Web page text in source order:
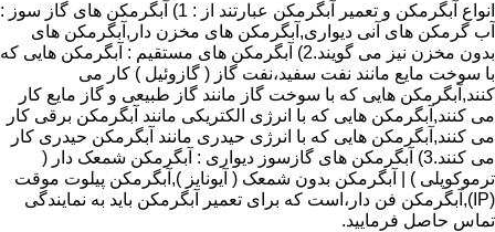
انواع آبگرمکن و تعمیر آبگرمکن عبارتند از : 1) آبگرمکن های گاز سوز :
آب گرمکن های آنی دیواری,آبگرمکن های مخزن دار,آبگرمکن های
بدون مخزن نیز می گویند.2) آبگرمکن های مستقیم : آبگرمکن هایی که
با سوخت مایع مانند نفت سفید،نفت گاز ( گازوئیل ) کار می
کنند,آبگرمکن هایی که با سوخت گاز مانند گاز طبیعی و گاز مایع کار
می کنند,آبگرمکن هایی که با انرژی الکتریکی مانند آبگرمکن برقی کار
می کنند,آبگرمکن هایی که با انرژی حیدری مانند آبگرمکن حیدری کار
می کنند.3) آبگرمکن های گازسوز دیواری : آبگرمکن شمعک دار (
ترموکوپلی ) | آبگرمکن بدون شمعک ( آیونایز ),آبگرمکن پیلوت موقت
(IP),آبگرمکن فن دار،است که برای تعمیر آبگرمکن باید به نمایندگی
تماس حاصل فرمایید.